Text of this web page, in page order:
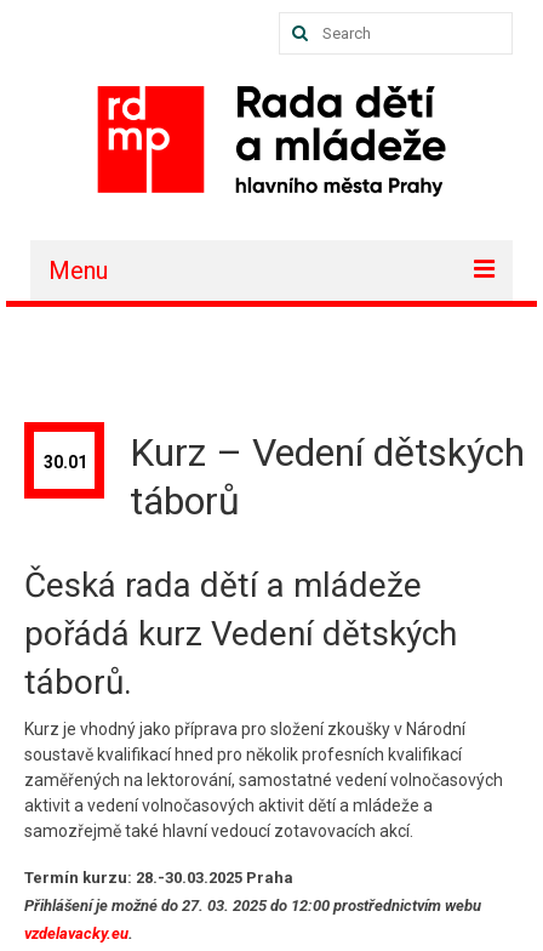
Search
Menu
Členské organizace
Vzdělávání
Kontakt
30.01
Kurz – Vedení dětských
táborů
Česká rada dětí a mládeže
pořádá kurz Vedení dětských
táborů.
Kurz je vhodný jako příprava pro složení zkoušky v Národní
soustavě kvalifikací hned pro několik profesních kvalifikací
zaměřených na lektorování, samostatné vedení volnočasových
aktivit a vedení volnočasových aktivit dětí a mládeže a
samozřejmě také hlavní vedoucí zotavovacích akcí.
Termín kurzu: 28.-30.03.2025 Praha
Přihlášení je možné do 27. 03. 2025 do 12:00 prostřednictvím webu
vzdelavacky.eu.